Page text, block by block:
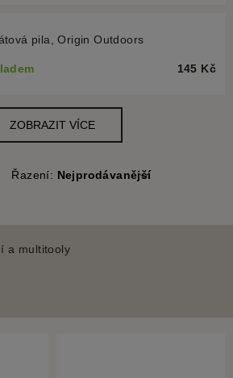
Řazení: Nejprodávanější
a multitooly